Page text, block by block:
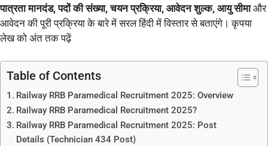
पात्रता मानदंड, पदों की संख्या, चयन प्रक्रिया, आवेदन शुल्क, आयु सीमाऔर
आवेदन की पूरी प्रक्रिया के बारे में सरल हिंदी में विस्तार से बताएंगे। कृपया
लेख को अंत तक पढ़ें
Table of Contents
Railway RRB Paramedical Recruitment 2025: Overview
Railway RRB Paramedical Recruitment 2025?
Railway RRB Paramedical Recruitment 2025: Post
Details (Technician 434 Post)